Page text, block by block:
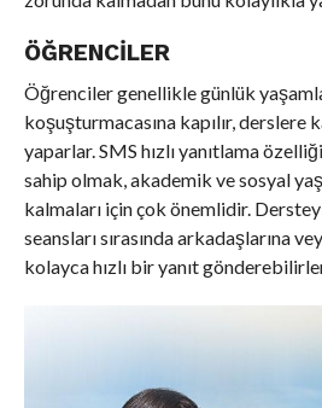
ÖĞRENCILER
Öğrenciler genellikle günlük
koşuşturmacasına kapılır, derslere
yaparlar. SMS hızlı yanıtlama
sahip olmak, akademik ve sosyal
kalmaları için çok önemlidir.
seansları sırasında arkadaşlarına
kolayca hızlı bir yanıt